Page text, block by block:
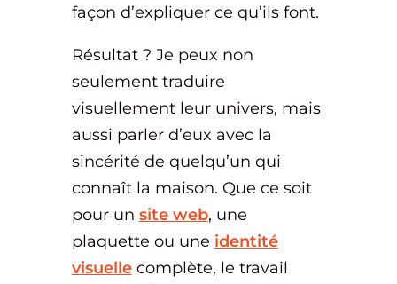
façon d’expliquer ce qu’ils font.
Résultat ? Je peux non
seulement traduire
visuellement leur univers, mais
aussi parler d’eux avec la
sincérité de quelqu’un qui
connaît la maison. Que ce soit
pour un site web, une
plaquette ou une identité
visuellecomplète, le travail